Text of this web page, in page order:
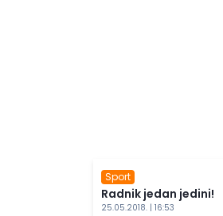
Sport
Radnik jedan jedini!
25.05.2018. | 16:53